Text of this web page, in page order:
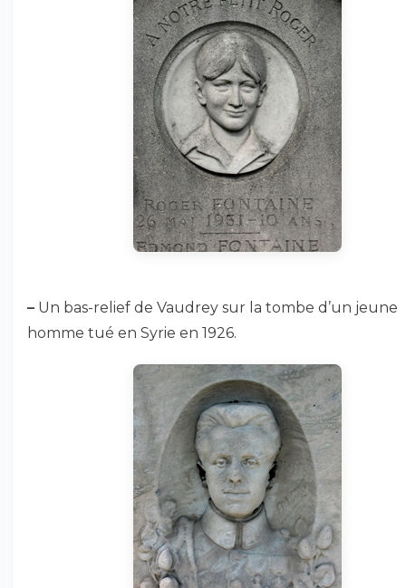
– Un bas-relief de Vaudrey sur la tombe d’un jeune
homme tué en Syrie en 1926.